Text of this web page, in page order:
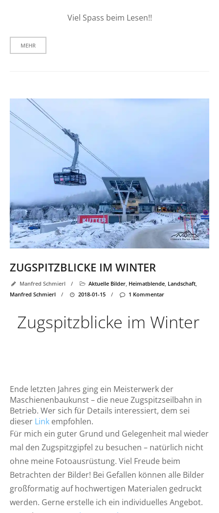
Viel Spass beim Lesen!!
MEHR
ZUGSPITZBLICKE IM WINTER
Manfred Schmierl / Aktuelle Bilder, Heimatblende, Landschaft,
Manfred Schmierl
/ 2018-01-15 / 1 Kommentar
Zugspitzblicke im Winter
Ende letzten Jahres ging ein Meisterwerk der
Maschienenbaukunst – die neue Zugspitzseilbahn in
Betrieb. Wer sich für Details interessiert, dem sei
dieser Link empfohlen.
Für mich ein guter Grund und Gelegenheit mal wieder
mal den Zugspitzgipfel zu besuchen – natürlich nicht
ohne meine Fotoausrüstung. Viel Freude beim
Betrachten der Bilder! Bei Gefallen können alle Bilder
großformatig auf hochwertigen Materialen gedruckt
werden. Gerne erstelle ich ein individuelles Angebot.